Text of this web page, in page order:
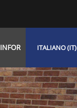
INFOR ITALIANO ‎(IT)‎